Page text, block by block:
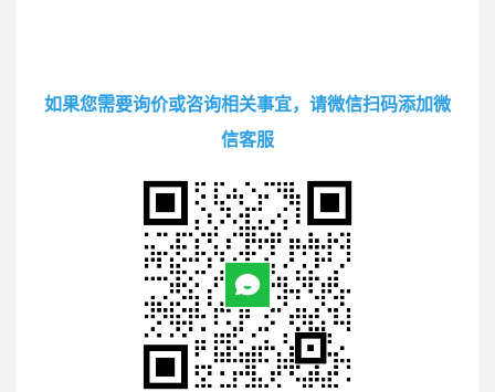
如果您需要询价或咨询相关事宜，请微信扫码添加微
信客服